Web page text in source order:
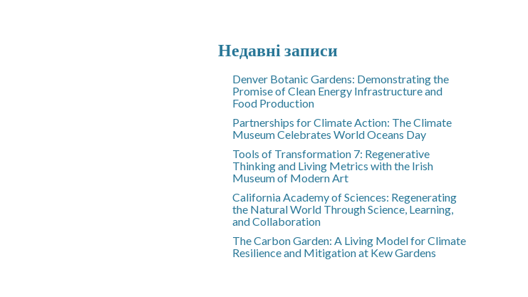
Недавні записи
Denver Botanic Gardens: Demonstrating the
Promise of Clean Energy Infrastructure and
Food Production
Partnerships for Climate Action: The Climate
Museum Celebrates World Oceans Day
Tools of Transformation 7: Regenerative
Thinking and Living Metrics with the Irish
Museum of Modern Art
California Academy of Sciences: Regenerating
the Natural World Through Science, Learning,
and Collaboration
The Carbon Garden: A Living Model for Climate
Resilience and Mitigation at Kew Gardens